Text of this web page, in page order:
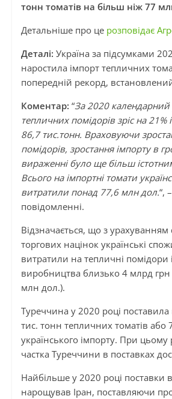
тонн томатів на більш ніж 77
Детальніше про це розповідає
Деталі: Україна за підсумками
наростила імпорт тепличних
попередній рекорд,
Коментар: “За 2020 календарний
тепличних помідорів зріс на 21%
86,7 тис.тонн. Враховуючи
помідорів, зростання імпорту в
вираженні було ще більш
Всього на імпортні томати
витратили понад 77,6 млн дол.“,
повідомленні.
Відзначається, що з урахуванням
торгових націнок українські
витратили на тепличні помідори
виробництва близько 4 млрд
млн дол.).
Туреччина у 2020 році поставила
тис. тонн тепличних томатів або
українського імпорту. При
частка Туреччини в поставках
Найбільше у 2020 році поставки
нарощував Іран, поставляючи